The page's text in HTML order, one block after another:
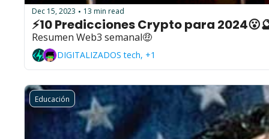
Dec 15, 2023 • 13 min read
⚡10 Predicciones Crypto para
Resumen Web3 semanal🤑
DIGITALIZADOS tech, +1
Educación